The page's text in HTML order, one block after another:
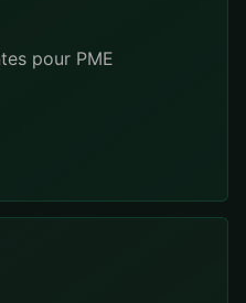
pour PME